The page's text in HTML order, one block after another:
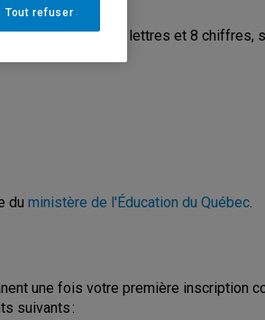
composé de 4 lettres et 8 chiffres,
du ministère de l'Éducation du Québec.
une fois votre première inscription
suivants :
Tout refuser